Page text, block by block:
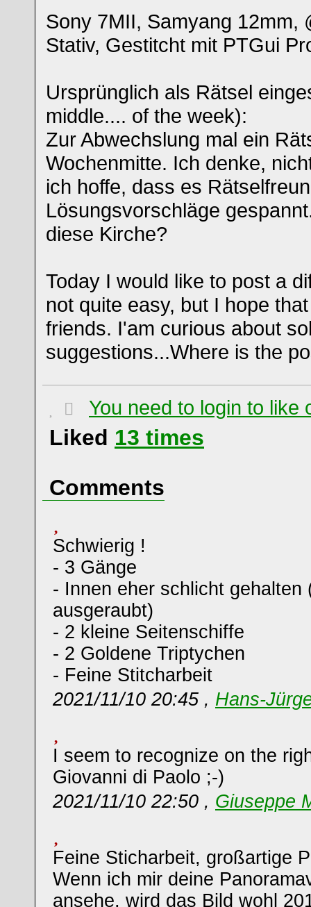
Sony 7MII, Samyang 12mm,
Stativ, Gestitcht mit PTGui
Ursprünglich als Rätsel
middle.... of the week):
Zur Abwechslung mal ein
Wochenmitte. Ich denke,
ich hoffe, dass es
Lösungsvorschläge
diese Kirche?
Today I would like to post a
not quite easy, but I hope
friends. I'am curious about
suggestions...Where is the
You need to login to like
Liked 13 times
Comments
Schwierig !
- 3 Gänge
- Innen eher schlicht gehalten
ausgeraubt)
- 2 kleine Seitenschiffe
- 2 Goldene Triptychen
- Feine Stitcharbeit
2021/11/10 20:45 , Hans-
I seem to recognize on the
Giovanni di Paolo ;-)
2021/11/10 22:50 , Giuseppe
Feine Sticharbeit, großartige
Wenn ich mir deine
ansehe, wird das Bild wohl